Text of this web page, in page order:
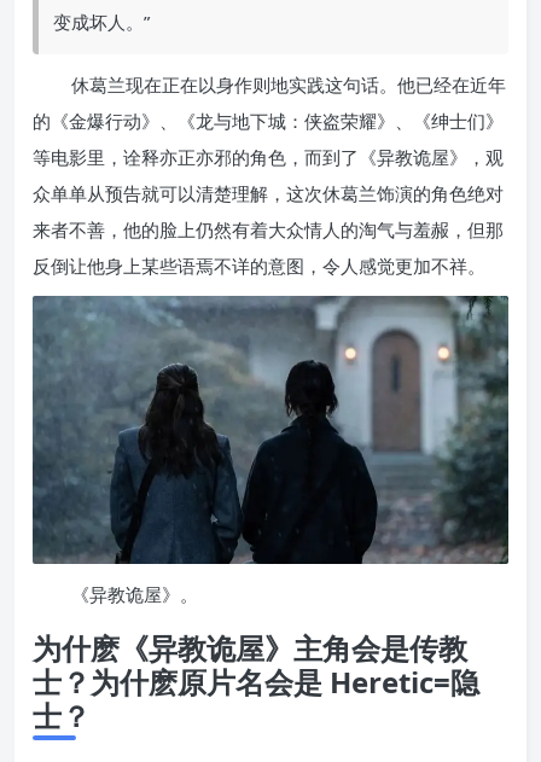
变成坏人。”
休葛兰现在正在以身作则地实践这句话。他已经在近年
的《金爆行动》、《龙与地下城：侠盗荣耀》、《绅士们》
等电影里，诠释亦正亦邪的角色，而到了《异教诡屋》，观
众单单从预告就可以清楚理解，这次休葛兰饰演的角色绝对
来者不善，他的脸上仍然有着大众情人的淘气与羞赧，但那
反倒让他身上某些语焉不详的意图，令人感觉更加不祥。
《异教诡屋》。
为什麽《异教诡屋》主角会是传教
士？为什麽原片名会是 Heretic=隐
士？